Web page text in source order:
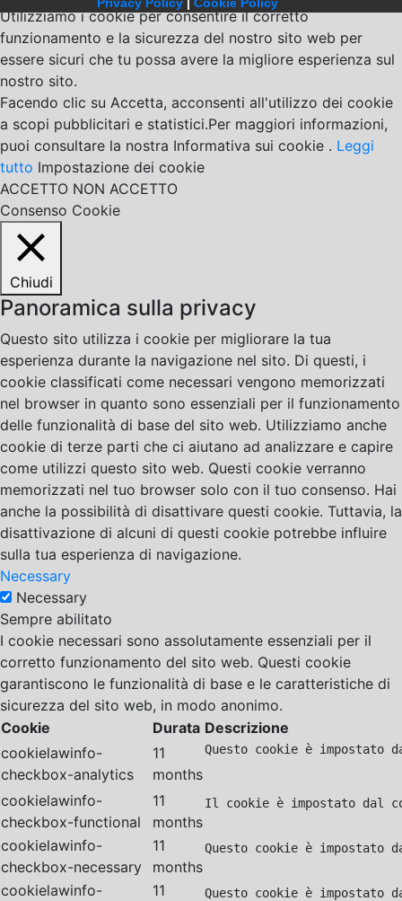
Utilizziamo i cookie per consentire il corretto
funzionamento e la sicurezza del nostro sito web per
essere sicuri che tu possa avere la migliore esperienza sul
nostro sito.
Facendo clic su Accetta, acconsenti all'utilizzo dei cookie
a scopi pubblicitari e statistici.Per maggiori informazioni,
puoi consultare la nostra Informativa sui cookie . Leggi
tutto Impostazione dei cookie
ACCETTO NON ACCETTO
Consenso Cookie
Chiudi
Panoramica sulla privacy
Questo sito utilizza i cookie per migliorare la tua
esperienza durante la navigazione nel sito. Di questi, i
cookie classificati come necessari vengono memorizzati
nel browser in quanto sono essenziali per il funzionamento
delle funzionalità di base del sito web. Utilizziamo anche
cookie di terze parti che ci aiutano ad analizzare e capire
come utilizzi questo sito web. Questi cookie verranno
memorizzati nel tuo browser solo con il tuo consenso. Hai
anche la possibilità di disattivare questi cookie. Tuttavia, la
disattivazione di alcuni di questi cookie potrebbe influire
sulla tua esperienza di navigazione.
Necessary
Necessary
Sempre abilitato
I cookie necessari sono assolutamente essenziali per il
corretto funzionamento del sito web. Questi cookie
garantiscono le funzionalità di base e le caratteristiche di
sicurezza del sito web, in modo anonimo.
Cookie
Durata Descrizione
cookielawinfo-
checkbox-analytics
11
months
Questo cookie è
cookielawinfo-
checkbox-functional
11
months
Il cookie è impostato dal
cookielawinfo-
checkbox-necessary
11
months
Questo cookie è impostato
cookielawinfo-
11
Questo cookie è